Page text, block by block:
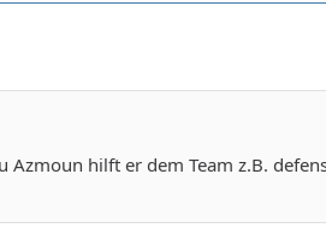
hilft er dem Team z.B.